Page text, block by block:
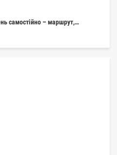
самостійно – маршрут,…